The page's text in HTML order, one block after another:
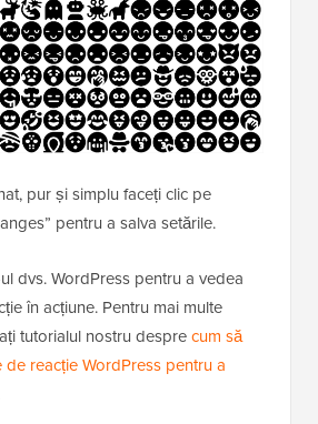
pur și simplu faceți clic pe
pentru a salva setările.
dvs. WordPress pentru a vedea
în acțiune. Pentru mai multe
tutorialul nostru desprecum să
reacție WordPress pentru a